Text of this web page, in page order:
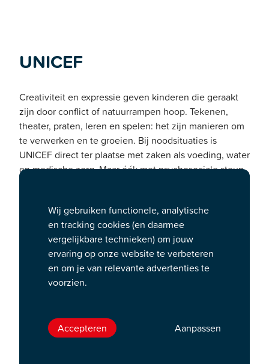
UNICEF
Creativiteit en expressie geven kinderen die geraakt
zijn door conflict of natuurrampen hoop. Tekenen,
theater, praten, leren en spelen: het zijn manieren om
te verwerken en te groeien. Bij noodsituaties is
UNICEF direct ter plaatse met zaken als voeding, water
en medische zorg. Maar óók met psychosociale steun
dat ‘hoophulp’. Want als kinderen weer
dansen, muziek maken of toneel spelen, krijgen ze
weer hoop. En hoop betekent kansen voor een betere
toekomst.
Donatieprogramma
Podium Cadeaukaart vindt het belangrijk dat iedereen
en versterken van de boodschap van UNICEF. Dit doen
Wij gebruiken functionele, analytische
en tracking cookies (en daarmee
vergelijkbare technieken) om jouw
ervaring op onze website te verbeteren
en om je van relevante advertenties te
voorzien.
Accepteren Aanpassen